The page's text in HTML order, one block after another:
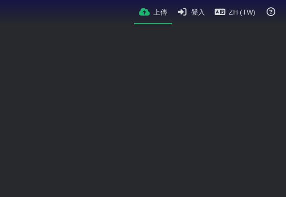
上傳 登入 ZH (TW)